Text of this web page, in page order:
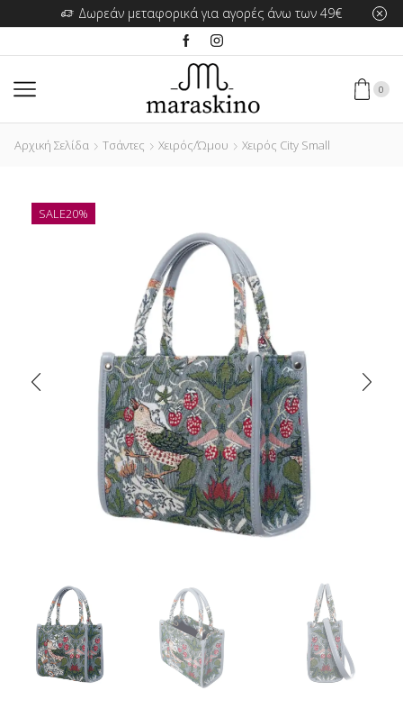
Δωρεάν μεταφορικά για αγορές άνω των 49€
0
Αρχική Σελίδα Τσάντες Χειρός/Ώμου Χειρός City Small
SALE20%